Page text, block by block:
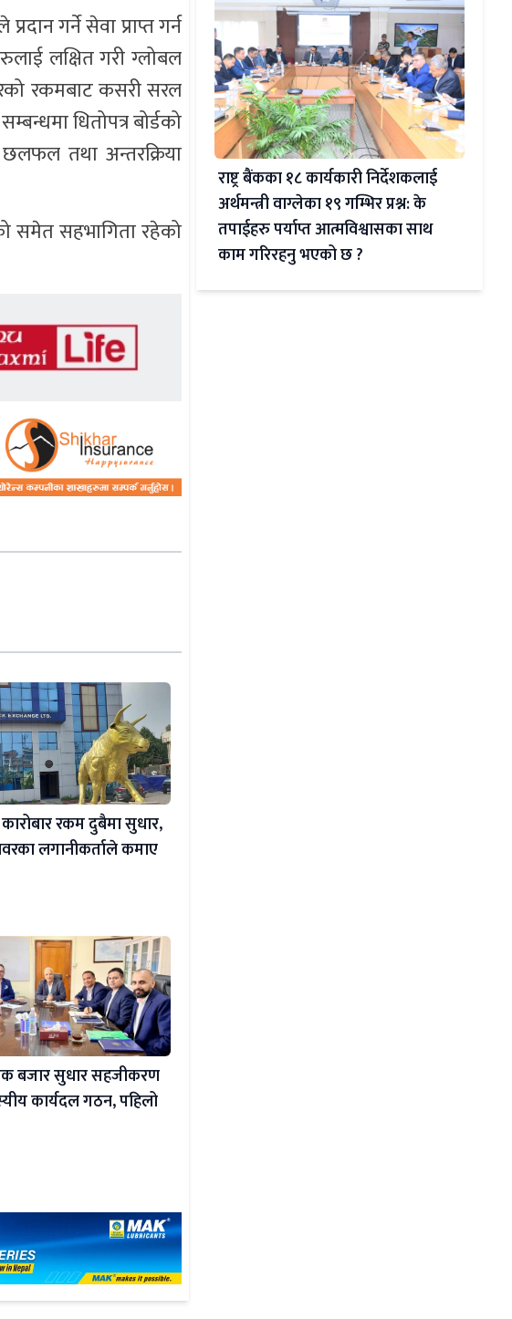
गर्ने सेवा प्राप्त गर्न
लक्षित गरी ग्लोबल
रकमबाट कसरी सरल
धितोपत्र बोर्डको
तथा अन्तरक्रिया
समेत सहभागिता रहेको
रकम दुबैमा सुधार,
लगानीकर्ताले कमाए
बजार सुधार सहजीकरण
कार्यदल गठन, पहिलो
राष्ट्र बैंकका १८ कार्यकारी निर्देशकलाई
अर्थमन्त्री वाग्लेका १९ गम्भिर प्रश्न: के
तपाईहरु पर्याप्त आत्मविश्वासका साथ
काम गरिरहनु भएको छ ?